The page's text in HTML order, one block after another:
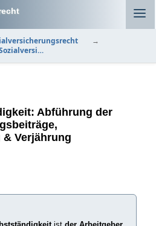
→
Abführung der
Verjährung